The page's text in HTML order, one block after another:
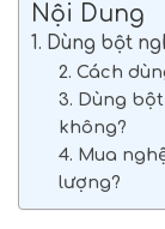
Nội Dung
1. Dùng bột
2. Cách
3. Dùng
không?
4. Mua
lượng?